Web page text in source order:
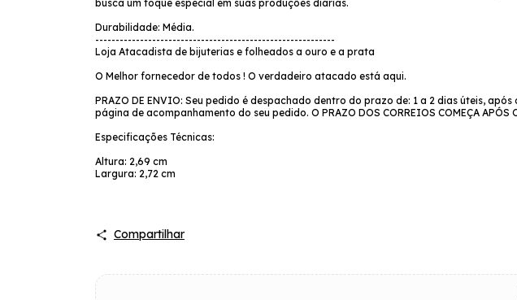
busca um toque especial em suas produções diárias.
Durabilidade: Média.
-----------------------------------------------------------
Loja Atacadista de bijuterias e folheados a ouro e a prata
O Melhor fornecedor de todos ! O verdadeiro atacado está aqui.
PRAZO DE ENVIO: Seu pedido é despachado dentro do prazo de: 1 a 2 dias úteis,
página de acompanhamento do seu pedido. O PRAZO DOS CORREIOS COMEÇA APÓS
Especificações Técnicas:
Altura: 2,69 cm
Largura: 2,72 cm
Compartilhar